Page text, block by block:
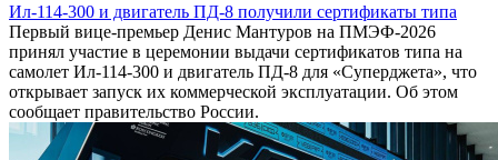
Ил-114-300 и двигатель ПД-8 получили сертификаты типа
Первый вице-премьер Денис Мантуров на ПМЭФ-2026
принял участие в церемонии выдачи сертификатов типа на
самолет Ил-114-300 и двигатель ПД-8 для «Суперджета», что
открывает запуск их коммерческой эксплуатации. Об этом
сообщает правительство России.